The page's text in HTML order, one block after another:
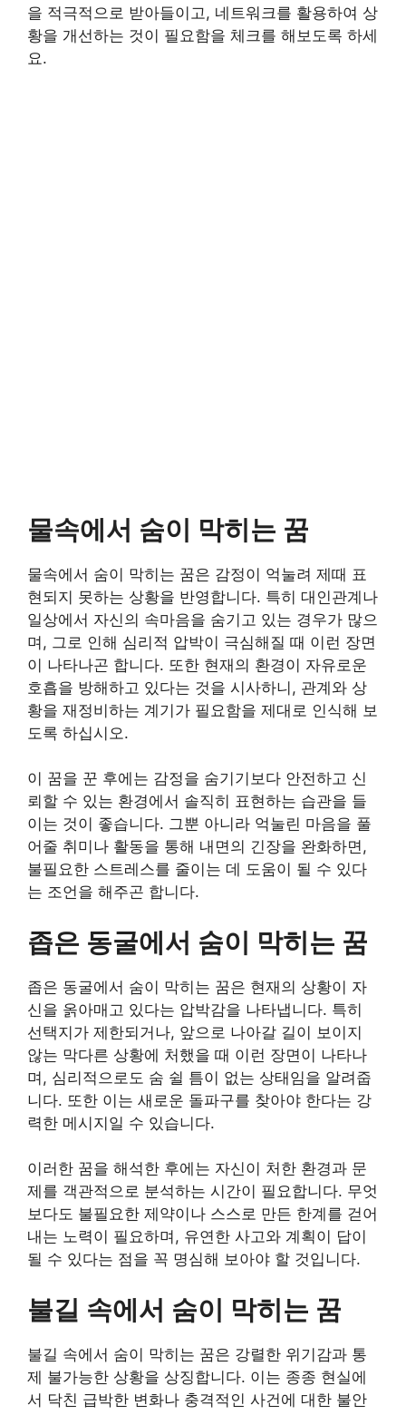
을 적극적으로 받아들이고, 네트워크를 활용하여 상
황을 개선하는 것이 필요함을 체크를 해보도록 하세
요.
물속에서 숨이 막히는 꿈
물속에서 숨이 막히는 꿈은 감정이 억눌려 제때 표
현되지 못하는 상황을 반영합니다. 특히 대인관계나
일상에서 자신의 속마음을 숨기고 있는 경우가 많으
며, 그로 인해 심리적 압박이 극심해질 때 이런 장면
이 나타나곤 합니다. 또한 현재의 환경이 자유로운
호흡을 방해하고 있다는 것을 시사하니, 관계와 상
황을 재정비하는 계기가 필요함을 제대로 인식해 보
도록 하십시오.
이 꿈을 꾼 후에는 감정을 숨기기보다 안전하고 신
뢰할 수 있는 환경에서 솔직히 표현하는 습관을 들
이는 것이 좋습니다. 그뿐 아니라 억눌린 마음을 풀
어줄 취미나 활동을 통해 내면의 긴장을 완화하면,
불필요한 스트레스를 줄이는 데 도움이 될 수 있다
는 조언을 해주곤 합니다.
좁은 동굴에서 숨이 막히는 꿈
좁은 동굴에서 숨이 막히는 꿈은 현재의 상황이 자
신을 옭아매고 있다는 압박감을 나타냅니다. 특히
선택지가 제한되거나, 앞으로 나아갈 길이 보이지
않는 막다른 상황에 처했을 때 이런 장면이 나타나
며, 심리적으로도 숨 쉴 틈이 없는 상태임을 알려줍
니다. 또한 이는 새로운 돌파구를 찾아야 한다는 강
력한 메시지일 수 있습니다.
이러한 꿈을 해석한 후에는 자신이 처한 환경과 문
제를 객관적으로 분석하는 시간이 필요합니다. 무엇
보다도 불필요한 제약이나 스스로 만든 한계를 걷어
내는 노력이 필요하며, 유연한 사고와 계획이 답이
될 수 있다는 점을 꼭 명심해 보아야 할 것입니다.
불길 속에서 숨이 막히는 꿈
불길 속에서 숨이 막히는 꿈은 강렬한 위기감과 통
제 불가능한 상황을 상징합니다. 이는 종종 현실에
서 닥친 급박한 변화나 충격적인 사건에 대한 불안